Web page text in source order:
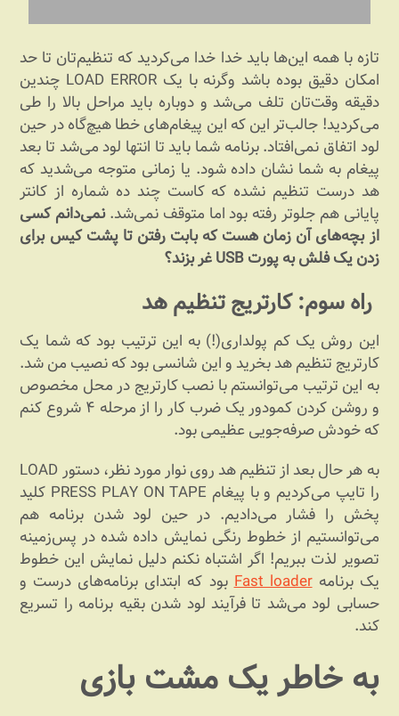
تازه با همه این‌ها باید خدا خدا می‌کردید که تنظیم‌تان تا حد
امکان دقیق بوده باشد وگرنه با یک LOAD ERROR چندین
دقیقه وقت‌تان تلف می‌شد و دوباره باید مراحل بالا را طی
می‌کردید! جالب‌تر این که این پیغام‌های خطا هیچ‌گاه در حین
لود اتفاق نمی‌افتاد. برنامه شما باید تا انتها لود می‌شد تا بعد
پیغام به شما نشان داده شود. یا زمانی متوجه می‌شدید که
هد درست تنظیم نشده که کاست چند ده شماره از کانتر
پایانی هم جلوتر رفته بود اما متوقف نمی‌شد.نمی‌دانم کسی
از بچه‌های آن زمان هست که بابت رفتن تا پشت کیس برای
زدن یک فلش به پورت USB غر بزند؟
راه سوم: کارتریج تنظیم هد
این روش یک کم پولداری(!) به این ترتیب بود که شما یک
کارتریج تنظیم هد بخرید و این شانسی بود که نصیب من شد.
به این ترتیب می‌توانستم با نصب کارتریج در محل مخصوص
و روشن کردن کمودور یک ضرب کار را از مرحله ۴ شروع کنم
که خودش صرفه‌جویی عظیمی بود.
به هر حال بعد از تنظیم هد روی نوار مورد نظر، دستور LOAD
را تایپ می‌کردیم و با پیغام PRESS PLAY ON TAPE کلید
پخش را فشار می‌دادیم. در حین لود شدن برنامه هم
می‌توانستیم از خطوط رنگی نمایش داده شده در پس‌زمینه
تصویر لذت ببریم! اگر اشتباه نکنم دلیل نمایش این خطوط
یک برنامهFast loaderبود که ابتدای برنامه‌های درست و
حسابی لود می‌شد تا فرآیند لود شدن بقیه برنامه را تسریع
کند.
به خاطر یک مشت بازی